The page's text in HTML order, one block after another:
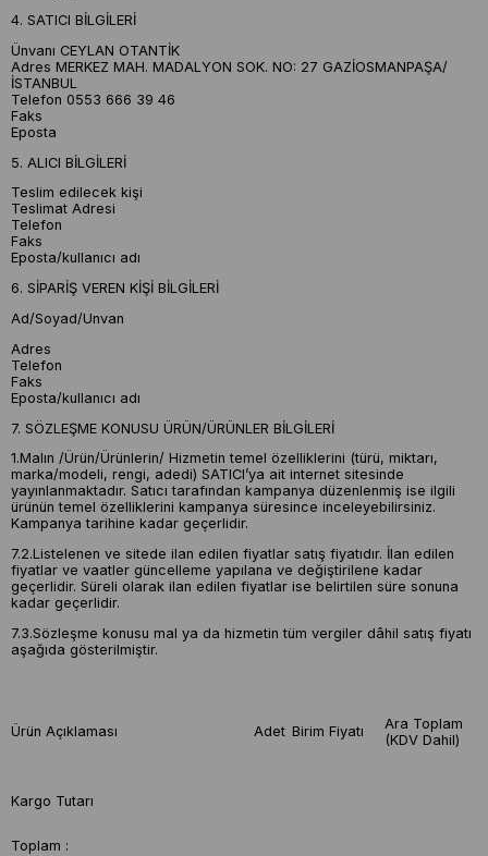
4. SATICI BİLGİLERİ
Ünvanı CEYLAN OTANTİK
Adres MERKEZ MAH. MADALYON SOK. NO: 27 GAZİOSMANPAŞA/
İSTANBUL
Telefon 0553 666 39 46
Faks
Eposta
5. ALICI BİLGİLERİ
Teslim edilecek kişi
Teslimat Adresi
Telefon
Faks
Eposta/kullanıcı adı
6. SİPARİŞ VEREN KİŞİ BİLGİLERİ
Ad/Soyad/Unvan
Adres
Telefon
Faks
Eposta/kullanıcı adı
7. SÖZLEŞME KONUSU ÜRÜN/ÜRÜNLER BİLGİLERİ
1.Malın /Ürün/Ürünlerin/ Hizmetin temel özelliklerini (türü, miktarı,
marka/modeli, rengi, adedi) SATICI’ya ait internet sitesinde
yayınlanmaktadır. Satıcı tarafından kampanya düzenlenmiş ise ilgili
ürünün temel özelliklerini kampanya süresince inceleyebilirsiniz.
Kampanya tarihine kadar geçerlidir.
7.2.Listelenen ve sitede ilan edilen fiyatlar satış fiyatıdır. İlan edilen
fiyatlar ve vaatler güncelleme yapılana ve değiştirilene kadar
geçerlidir. Süreli olarak ilan edilen fiyatlar ise belirtilen süre sonuna
kadar geçerlidir.
7.3.Sözleşme konusu mal ya da hizmetin tüm vergiler dâhil satış fiyatı
aşağıda gösterilmiştir.
Ürün Açıklaması Adet Birim Fiyatı
Ara Toplam
(KDV Dahil)
Kargo Tutarı
Toplam :